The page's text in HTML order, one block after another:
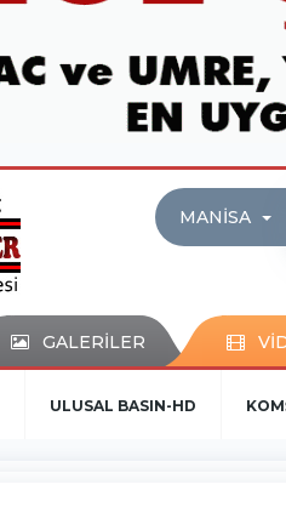
MANISA
GALERİLER
ULUSAL BASIN-HD